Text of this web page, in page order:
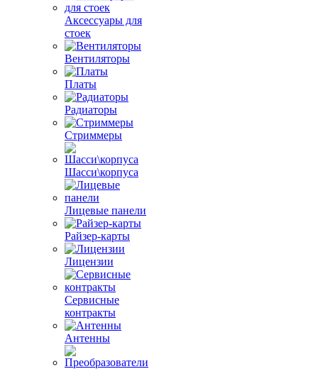
Аксессуары для
стоек
Вентиляторы
Платы
Радиаторы
Стриммеры
Шасси\корпуса
Лицевые панели
Райзер-карты
Лицензии
Сервисные
контракты
Антенны